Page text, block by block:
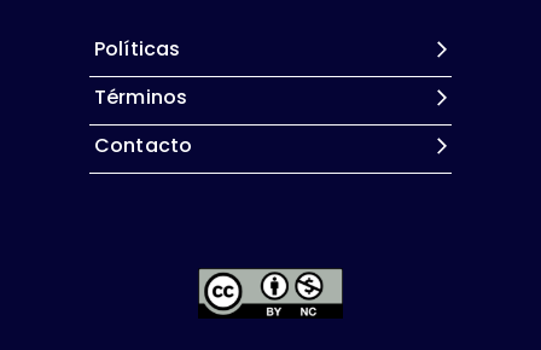
Políticas
Términos
Contacto